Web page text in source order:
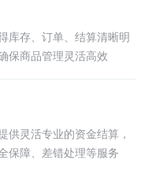
库存、订单、结算清晰明
保商品管理灵活高效
供灵活专业的资金结算，
保障、差错处理等服务